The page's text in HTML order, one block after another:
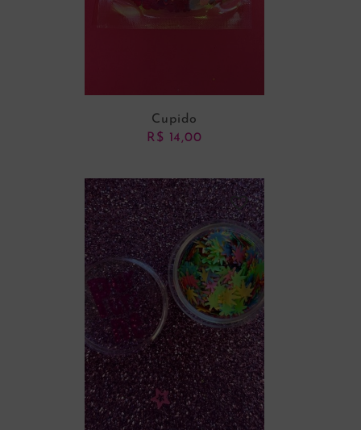
ADICIONAR AO CARRINHO
Cupido
R$ 14,00